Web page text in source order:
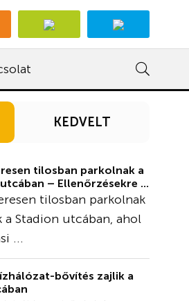
KEDVELT
tilosban parkolnak a
– Ellenőrzésekre ...
tilosban parkolnak
a Stadion utcában, ahol
...
bővítés zajlik a